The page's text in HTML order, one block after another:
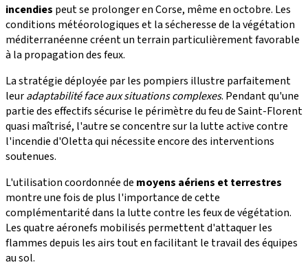
incendies peut se prolonger en Corse, même en octobre. Les
conditions météorologiques et la sécheresse de la végétation
méditerranéenne créent un terrain particulièrement favorable
à la propagation des feux.
La stratégie déployée par les pompiers illustre parfaitement
leuradaptabilité face aux situations complexes. Pendant qu'une
partie des effectifs sécurise le périmètre du feu de Saint-Florent
quasi maîtrisé, l'autre se concentre sur la lutte active contre
l'incendie d'Oletta qui nécessite encore des interventions
soutenues.
L'utilisation coordonnée de moyens aériens et terrestres
montre une fois de plus l'importance de cette
complémentarité dans la lutte contre les feux de végétation.
Les quatre aéronefs mobilisés permettent d'attaquer les
flammes depuis les airs tout en facilitant le travail des équipes
au sol.